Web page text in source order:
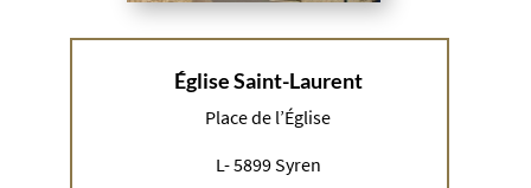
Église Saint-Laurent
Place de l’Église
L- 5899 Syren